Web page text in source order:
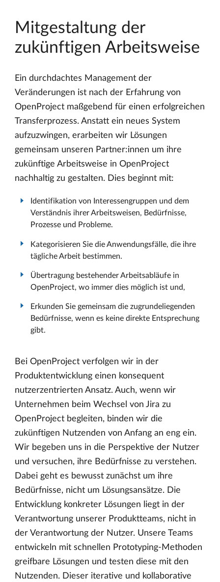
Mitgestaltung der
zukünftigen Arbeitsweise
Ein durchdachtes Management der
Veränderungen ist nach der Erfahrung von
OpenProject maßgebend für einen erfolgreichen
Transferprozess. Anstatt ein neues System
aufzuzwingen, erarbeiten wir Lösungen
gemeinsam unseren Partner:innen um ihre
zukünftige Arbeitsweise in OpenProject
nachhaltig zu gestalten. Dies beginnt mit:
Identifikation von Interessengruppen und dem
Verständnis ihrer Arbeitsweisen, Bedürfnisse,
Prozesse und Probleme.
Kategorisieren Sie die Anwendungsfälle, die ihre
tägliche Arbeit bestimmen.
Übertragung bestehender Arbeitsabläufe in
OpenProject, wo immer dies möglich ist und,
Erkunden Sie gemeinsam die zugrundeliegenden
Bedürfnisse, wenn es keine direkte Entsprechung
gibt.
Bei OpenProject verfolgen wir in der
Produktentwicklung einen konsequent
nutzerzentrierten Ansatz. Auch, wenn wir
Unternehmen beim Wechsel von Jira zu
OpenProject begleiten, binden wir die
zukünftigen Nutzenden von Anfang an eng ein.
Wir begeben uns in die Perspektive der Nutzer
und versuchen, ihre Bedürfnisse zu verstehen.
Dabei geht es bewusst zunächst um ihre
Bedürfnisse, nicht um Lösungsansätze. Die
Entwicklung konkreter Lösungen liegt in der
Verantwortung unserer Produktteams, nicht in
der Verantwortung der Nutzer. Unsere Teams
entwickeln mit schnellen Prototyping-Methoden
greifbare Lösungen und testen diese mit den
Nutzenden. Dieser iterative und kollaborative